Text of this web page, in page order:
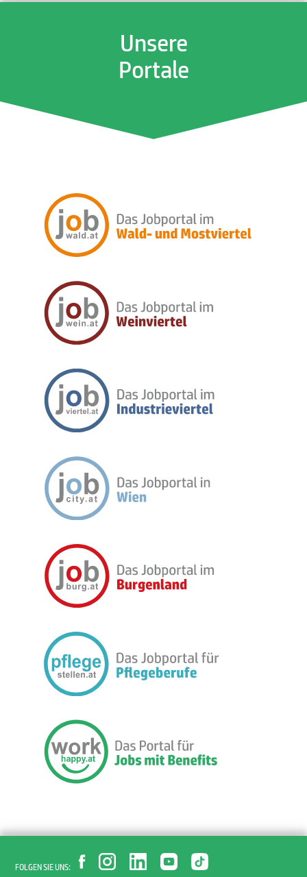
Unsere
Portale
FOLGEN SIE UNS: